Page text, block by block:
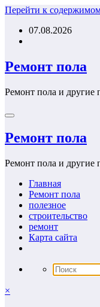
Перейти к
07.08.2026
Ремонт пола
Ремонт пола и другие
Ремонт пола
Ремонт пола и другие
Главная
Ремонт пола
полезное
строительство
ремонт
Карта сайта
×